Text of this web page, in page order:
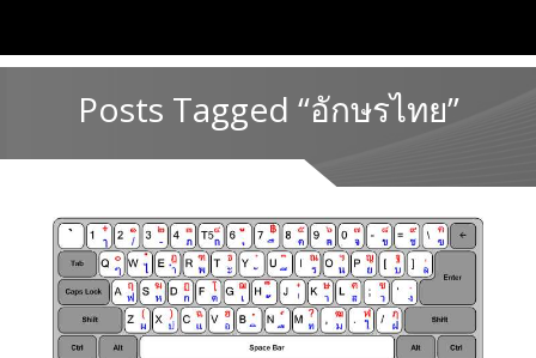
Posts Tagged “อักษรไทย”